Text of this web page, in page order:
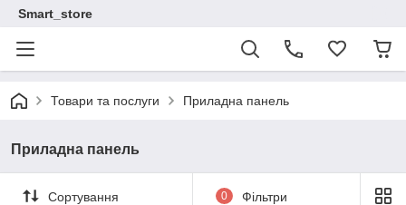
Smart_store
Товари та послуги Приладна панель
Приладна панель
Сортування 0 Фільтри